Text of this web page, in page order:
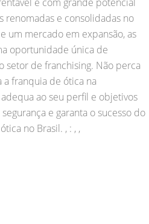
renomadas e consolidadas no
um mercado em expansão, as
oportunidade única de
setor de franchising. Não perca
franquia de ótica na
ao seu perfil e objetivos
e garanta o sucesso do
no Brasil. , : , ,